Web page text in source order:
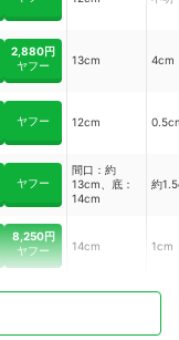
2,880円
ヤフー
13cm 4cm
ヤフー 12cm
ヤフー
間口：約
13cm、底：
14cm
約
8,250円
ヤフー
14cm 1cm